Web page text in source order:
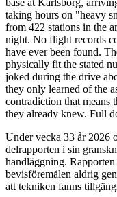
base at Karlsborg,
taking hours on "heavy
from 422 stations in the
night. No flight records
have ever been found.
physically fit the stated
joked during the drive
they only learned of the
contradiction that means
they already knew. Full
Under vecka 33 år 2026
delrapporten i sin
handläggning.
bevisföremålen aldrig
att tekniken fanns